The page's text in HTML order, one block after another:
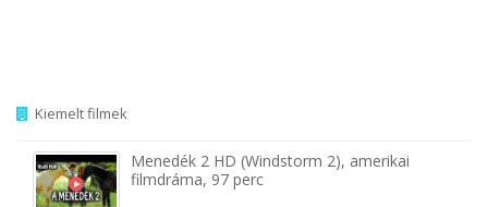
Kiemelt filmek
Menedék 2 HD (Windstorm 2), amerikai
filmdráma, 97 perc